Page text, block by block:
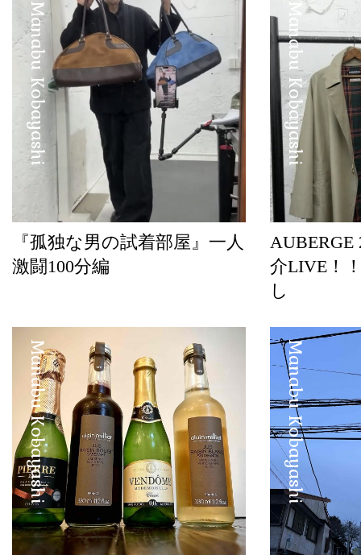
Manabu Kobayashi
『孤独な男の試着部屋』一人
激闘100分編
Manabu Kobayashi
AUBERGE
介LIVE！
し
Manabu Kobayashi Manabu Kobayashi